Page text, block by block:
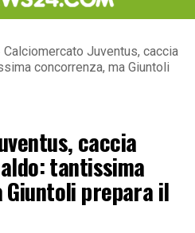
Calciomercato Juventus, caccia
concorrenza, ma Giuntoli
caccia
tantissima
Giuntoli prepara il